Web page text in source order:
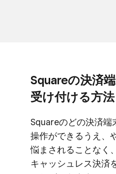
Squareの​決済
受け付ける​方​法
Squareの​どの​決済端
操作が​できるうえ、​
悩まされる​ことなく、​
キャッシュレス決済